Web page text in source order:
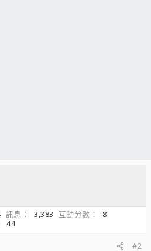
訊息 3,383 互動分數
8
44
#2